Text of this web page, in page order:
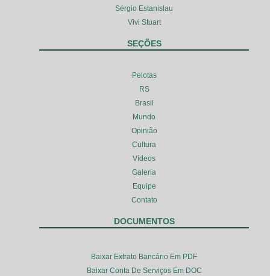
Sérgio Estanislau
Vivi Stuart
SEÇÕES
Pelotas
RS
Brasil
Mundo
Opinião
Cultura
Vídeos
Galeria
Equipe
Contato
DOCUMENTOS
Baixar Extrato Bancário Em PDF
Baixar Conta De Serviços Em DOC